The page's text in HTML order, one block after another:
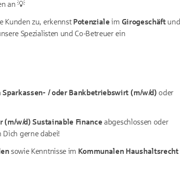
an 💡
Kunden zu, erkennst Potenziale im Girogeschäftund
Spezialisten und Co-Betreuer ein
Sparkassen- / oder Bankbetriebswirt (m/w/d) oder
w/d) Sustainable Finance abgeschlossen oder
Dich gerne dabei!
sowie Kenntnisse im Kommunalen Haushaltsrecht